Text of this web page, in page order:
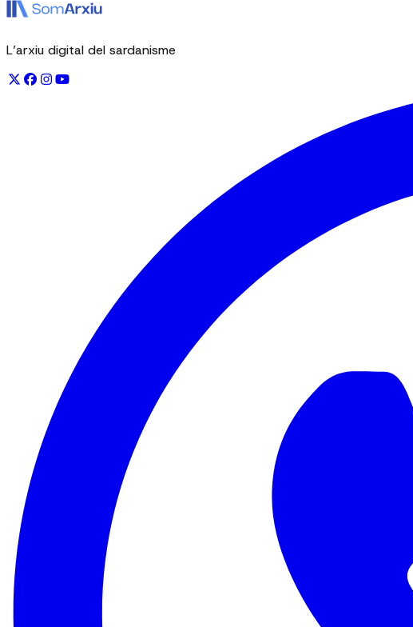
L’arxiu digital del sardanisme